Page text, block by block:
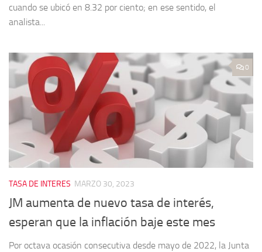
cuando se ubicó en 8.32 por ciento; en ese sentido, el
analista...
0
TASA DE INTERES MARZO 30, 2023
JM aumenta de nuevo tasa de interés,
esperan que la inflación baje este mes
Por octava ocasión consecutiva desde mayo de 2022, la Junta